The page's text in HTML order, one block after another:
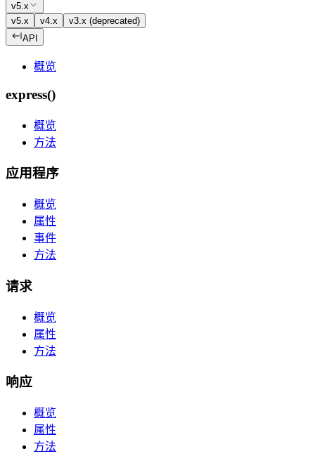
v5.x
v5.x
v4.x
v3.x (deprecated)
API
概览
express()
概览
方法
应用程序
概览
属性
事件
方法
请求
概览
属性
方法
响应
概览
属性
方法